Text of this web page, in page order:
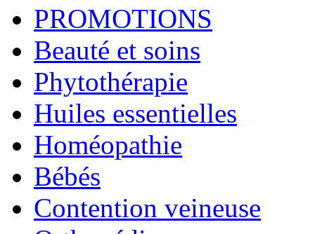
PROMOTIONS
Beauté et soins
Phytothérapie
Huiles essentielles
Homéopathie
Bébés
Contention veineuse